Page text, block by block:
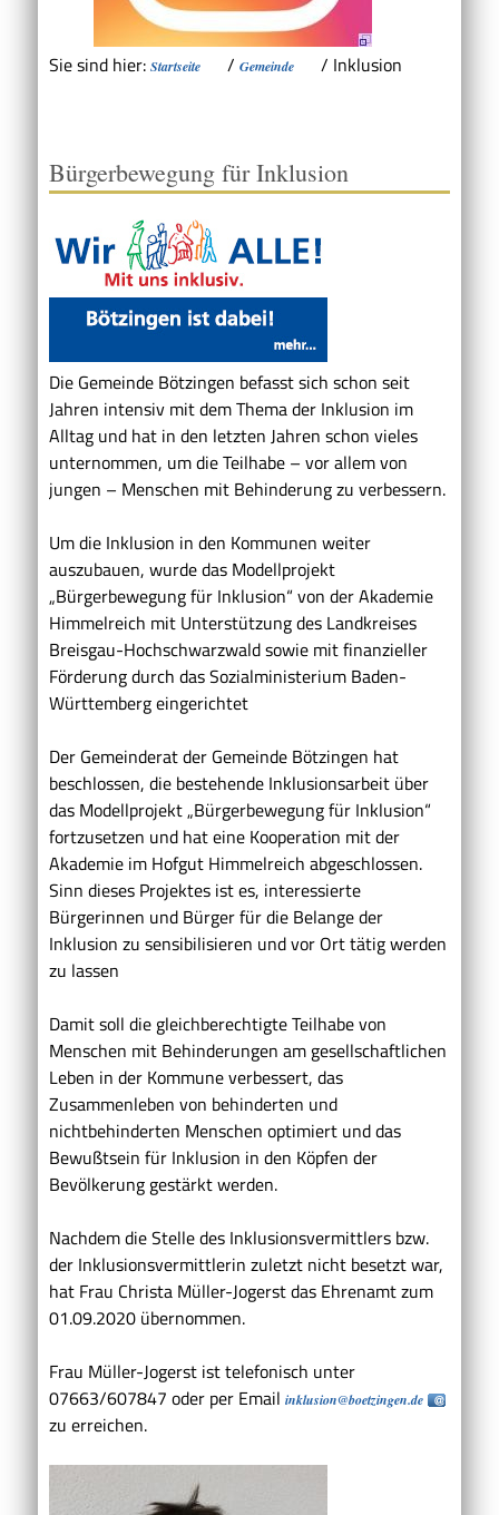
Sie sind hier: Startseite / Gemeinde / Inklusion
Bürgerbewegung für Inklusion
Die Gemeinde Bötzingen befasst sich schon seit
Jahren intensiv mit dem Thema der Inklusion im
Alltag und hat in den letzten Jahren schon vieles
unternommen, um die Teilhabe – vor allem von
jungen – Menschen mit Behinderung zu verbessern.
Um die Inklusion in den Kommunen weiter
auszubauen, wurde das Modellprojekt
„Bürgerbewegung für Inklusion“ von der Akademie
Himmelreich mit Unterstützung des Landkreises
Breisgau-Hochschwarzwald sowie mit finanzieller
Förderung durch das Sozialministerium Baden-
Württemberg eingerichtet
Der Gemeinderat der Gemeinde Bötzingen hat
beschlossen, die bestehende Inklusionsarbeit über
das Modellprojekt „Bürgerbewegung für Inklusion“
fortzusetzen und hat eine Kooperation mit der
Akademie im Hofgut Himmelreich abgeschlossen.
Sinn dieses Projektes ist es, interessierte
Bürgerinnen und Bürger für die Belange der
Inklusion zu sensibilisieren und vor Ort tätig werden
zu lassen
Damit soll die gleichberechtigte Teilhabe von
Menschen mit Behinderungen am gesellschaftlichen
Leben in der Kommune verbessert, das
Zusammenleben von behinderten und
nichtbehinderten Menschen optimiert und das
Bewußtsein für Inklusion in den Köpfen der
Bevölkerung gestärkt werden.
Nachdem die Stelle des Inklusionsvermittlers bzw.
der Inklusionsvermittlerin zuletzt nicht besetzt war,
hat Frau Christa Müller-Jogerst das Ehrenamt zum
01.09.2020 übernommen.
Frau Müller-Jogerst ist telefonisch unter
07663/607847 oder per Email inklusion@boetzingen.de
zu erreichen.